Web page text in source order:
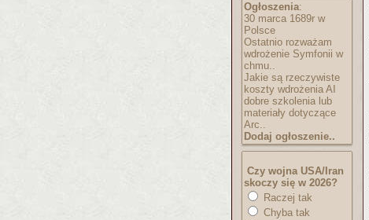
Ogłoszenia:
30 marca 1689r w
Polsce
Ostatnio rozważam
wdrożenie Symfonii w
chmu..
Jakie są rzeczywiste
koszty wdrożenia AI
dobre szkolenia lub
materiały dotyczące
Arc..
Dodaj ogłoszenie..
Czy wojna USA/Iran
skoczy się w 2026?
Raczej tak
Chyba tak